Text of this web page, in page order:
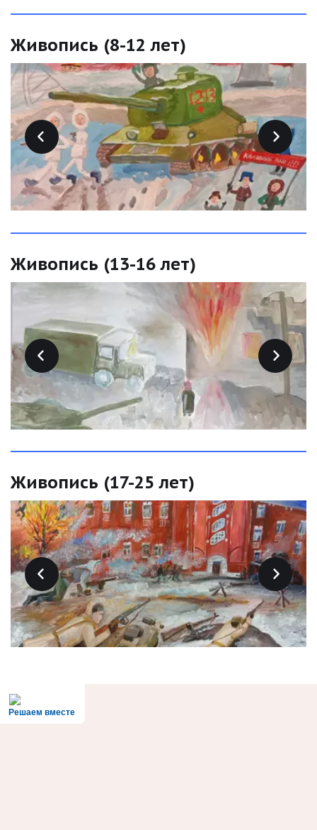
Живопись (8-12 лет)
Живопись (13-16 лет)
Живопись (17-25 лет)
Решаем вместе